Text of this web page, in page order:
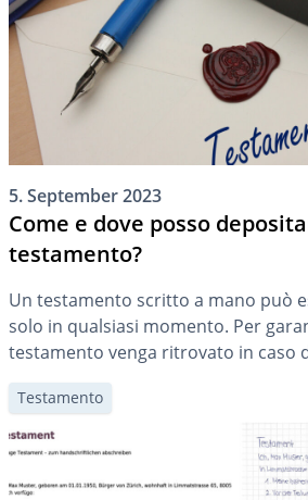
5. September 2023
Come e dove posso
testamento?
Un testamento scritto a mano può
solo in qualsiasi momento. Per
testamento venga ritrovato in caso
cui viene conservato deve essere
articolo potete scoprire dove e
depositare il vostro testamento.
Testamento